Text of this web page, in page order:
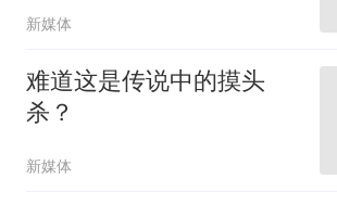
新媒体
难道这是传说中的摸头
杀？
新媒体